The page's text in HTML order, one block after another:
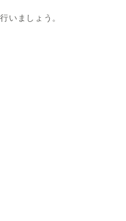
いましょう。